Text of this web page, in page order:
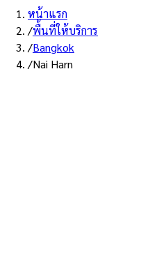
หน้าแรก
/พื้นที่ให้บริการ
/Bangkok
/Nai Harn